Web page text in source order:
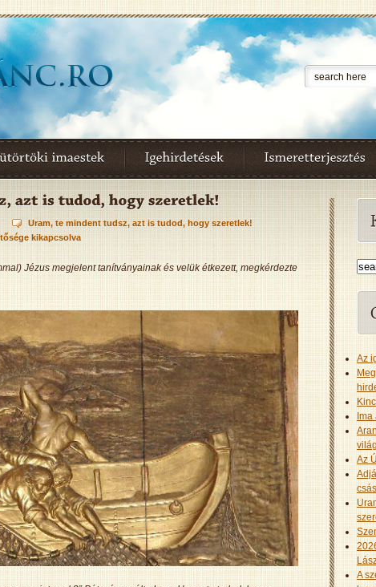
Uram, te mindent tudsz, azt is tudod, hogy szeretlek!
kikapcsolva
Jézus megjelent tanítványainak és velük étkezett, megkérdezte
Az
Az
A